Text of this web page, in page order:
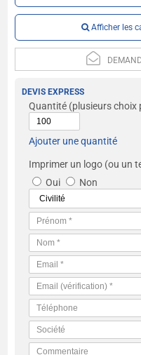
Afficher les
DEVIS EXPRESS
Quantité (plusieurs choix
Ajouter une quantité
Imprimer un logo (ou un
Oui
Non